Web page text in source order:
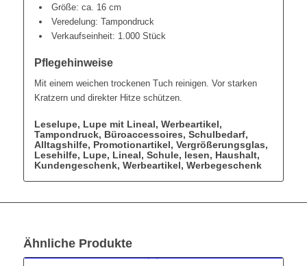
Größe: ca. 16 cm
Veredelung: Tampondruck
Verkaufseinheit: 1.000 Stück
Pflegehinweise
Mit einem weichen trockenen Tuch reinigen. Vor starken
Kratzern und direkter Hitze schützen.
Leselupe, Lupe mit Lineal, Werbeartikel,
Tampondruck, Büroaccessoires, Schulbedarf,
Alltagshilfe, Promotionartikel, Vergrößerungsglas,
Lesehilfe, Lupe, Lineal, Schule, lesen, Haushalt,
Kundengeschenk, Werbeartikel, Werbegeschenk
Ähnliche Produkte